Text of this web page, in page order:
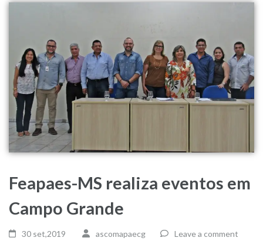
Feapaes-MS realiza eventos em
Campo Grande
30 set,2019 ascomapaecg Leave a comment